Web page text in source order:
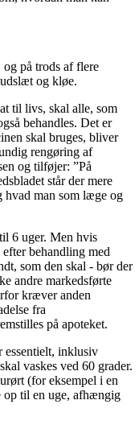
på trods af flere
og kløe.
til livs, skal alle, som
behandles. Det er
skal bruges, bliver
rengøring af
og tilføjer: ”På
står der mere
hvad man som læge og
6 uger. Men hvis
behandling med
som den skal - bør der
andre markedsførte
kræver anden
fra
på apoteket.
essentielt, inklusiv
vaskes ved 60 grader.
(for eksempel i en
op til en uge, afhængig